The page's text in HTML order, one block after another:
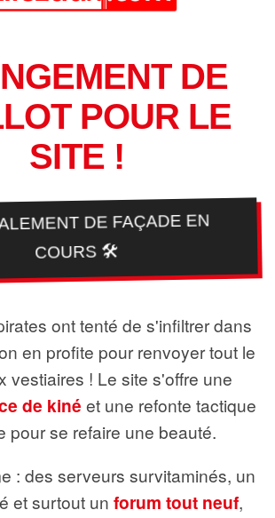
DE
POUR LE
SITE !
DE FAÇADE EN
COURS 🛠️
ont tenté de s'infiltrer dans
en profite pour renvoyer tout le
vestiaires ! Le site s'offre une
de kiné et une refonte tactique
pour se refaire une beauté.
: des serveurs survitaminés, un
et surtout un forum tout neuf,